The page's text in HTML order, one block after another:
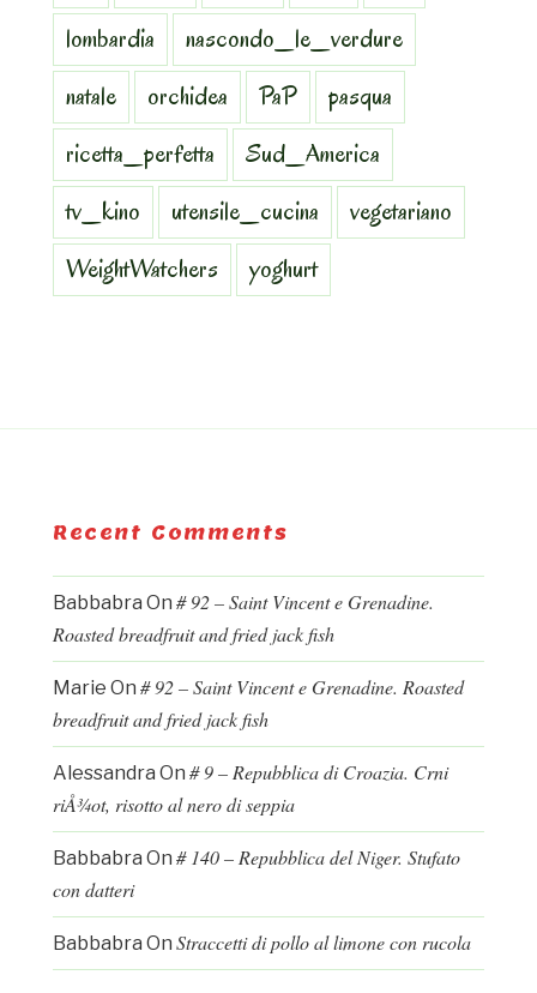
lombardia
nascondo_le_verdure
natale
orchidea PaP
pasqua
ricetta_perfetta
Sud_America
tv_kino
utensile_cucina
vegetariano
WeightWatchers
yoghurt
Recent Comments
Babbabra On # 92 – Saint Vincent e Grenadine.
Roasted breadfruit and fried jack fish
Marie On # 92 – Saint Vincent e Grenadine. Roasted
breadfruit and fried jack fish
Alessandra On # 9 – Repubblica di Croazia. Crni
riÅ¾ot, risotto al nero di seppia
Babbabra On # 140 – Repubblica del Niger. Stufato
con datteri
Babbabra On Straccetti di pollo al limone con rucola